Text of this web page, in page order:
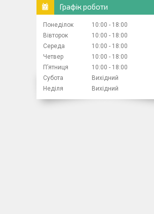
Графік роботи
Понеділок 10:00
18:00
Вівторок
10:00
18:00
Середа
10:00
18:00
Четвер
10:00
18:00
Пʼятниця
10:00
18:00
Субота
Вихідний
Неділя
Вихідний